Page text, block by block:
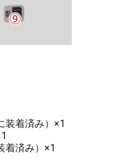
着済み）×1
着済み）×1